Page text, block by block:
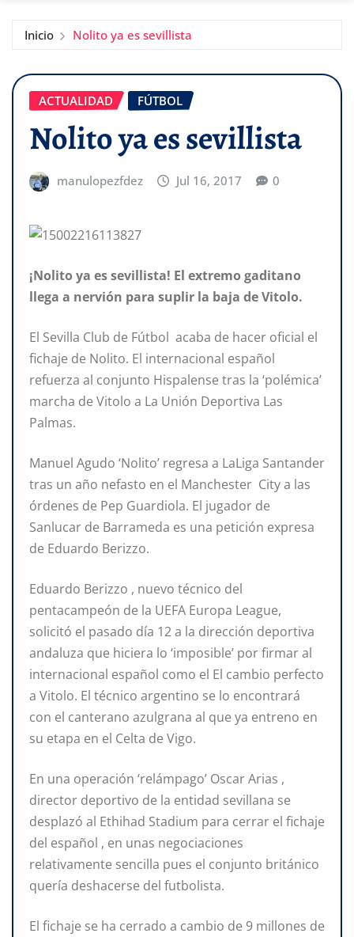
Inicio Nolito ya es sevillista
ACTUALIDAD FÚTBOL
Nolito ya es sevillista
manulopezfdez Jul 16, 2017 0
¡Nolito ya es sevillista! El extremo gaditano
llega a nervión para suplir la baja de Vitolo.
El Sevilla Club de Fútbol acaba de hacer oficial el
fichaje de Nolito. El internacional español
refuerza al conjunto Hispalense tras la ‘polémica’
marcha de Vitolo a La Unión Deportiva Las
Palmas.
Manuel Agudo ‘Nolito’ regresa a LaLiga Santander
tras un año nefasto en el Manchester City a las
órdenes de Pep Guardiola. El jugador de
Sanlucar de Barrameda es una petición expresa
de Eduardo Berizzo.
Eduardo Berizzo , nuevo técnico del
pentacampeón de la UEFA Europa League,
solicitó el pasado día 12 a la dirección deportiva
andaluza que hiciera lo ‘imposible’ por firmar al
internacional español como el El cambio perfecto
a Vitolo. El técnico argentino se lo encontrará
con el canterano azulgrana al que ya entreno en
su etapa en el Celta de Vigo.
En una operación ‘relámpago’ Oscar Arias ,
director deportivo de la entidad sevillana se
desplazó al Ethihad Stadium para cerrar el fichaje
del español , en unas negociaciones
relativamente sencilla pues el conjunto británico
quería deshacerse del futbolista.
El fichaje se ha cerrado a cambio de 9 millones de